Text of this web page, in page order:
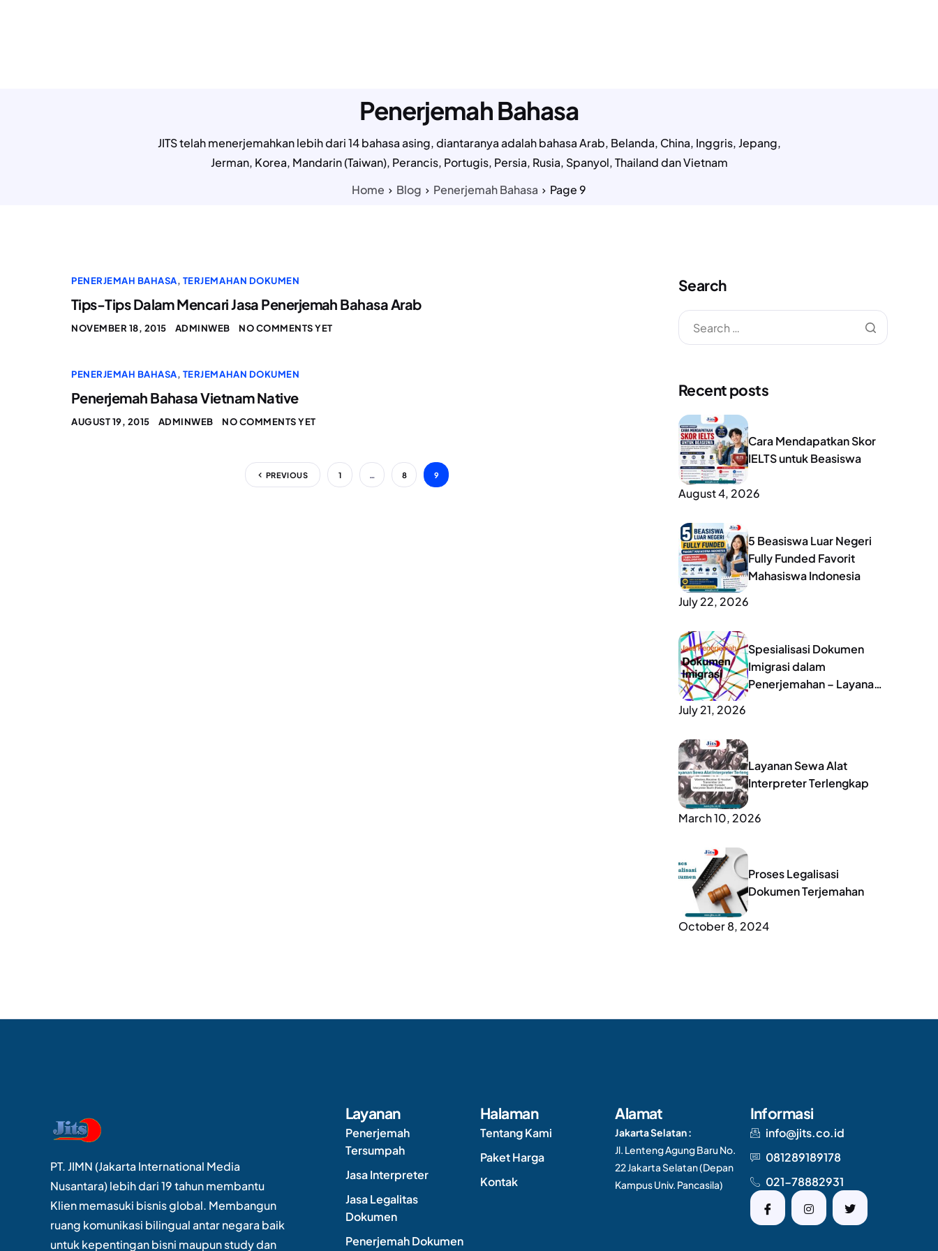
Penerjemah Bahasa
JITS telah menerjemahkan lebih dari 14 bahasa asing, diantaranya adalah bahasa Arab, Belanda, China, Inggris, Jepang,
Jerman, Korea, Mandarin (Taiwan), Perancis, Portugis, Persia, Rusia, Spanyol, Thailand dan Vietnam
Home
Blog Penerjemah Bahasa Page 9
PENERJEMAH BAHASA, TERJEMAHAN DOKUMEN
Tips-Tips Dalam Mencari Jasa Penerjemah Bahasa Arab
NOVEMBER 18, 2015 ADMINWEB NO COMMENTS YET
PENERJEMAH BAHASA, TERJEMAHAN DOKUMEN
Penerjemah Bahasa Vietnam Native
AUGUST 19, 2015 ADMINWEB NO COMMENTS YET
PREVIOUS 1 8 9
Search
Recent posts
Cara Mendapatkan Skor
IELTS untuk Beasiswa
August 4, 2026
5 Beasiswa Luar Negeri
Fully Funded Favorit
Mahasiswa Indonesia
July 22, 2026
Spesialisasi Dokumen
Imigrasi dalam
Penerjemahan – Layanan
July 21, 2026
Layanan Sewa Alat
Interpreter Terlengkap
March 10, 2026
Proses Legalisasi
Dokumen Terjemahan
October 8, 2024
PT. JIMN (Jakarta International Media
Nusantara) lebih dari 19 tahun membantu
Klien memasuki bisnis global. Membangun
ruang komunikasi bilingual antar negara baik
untuk kepentingan bisni maupun study dan
Layanan
Penerjemah
Tersumpah
Jasa Interpreter
Jasa Legalitas
Dokumen
Penerjemah Dokumen
Halaman
Tentang Kami
Paket Harga
Kontak
Alamat
Jakarta Selatan :
Jl. Lenteng Agung Baru No.
22 Jakarta Selatan (Depan
Kampus Univ. Pancasila)
Informasi
info@jits.co.id
081289189178
021-78882931